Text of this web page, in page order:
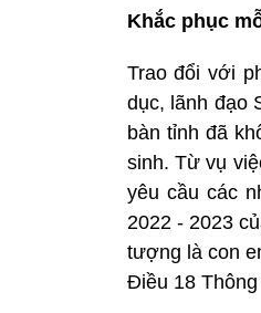
Khắc phục
Trao đổi với
dục, lãnh đạo
bàn tỉnh đã
sinh. Từ vụ
yêu cầu các
2022 - 2023
tượng là con
Điều 18